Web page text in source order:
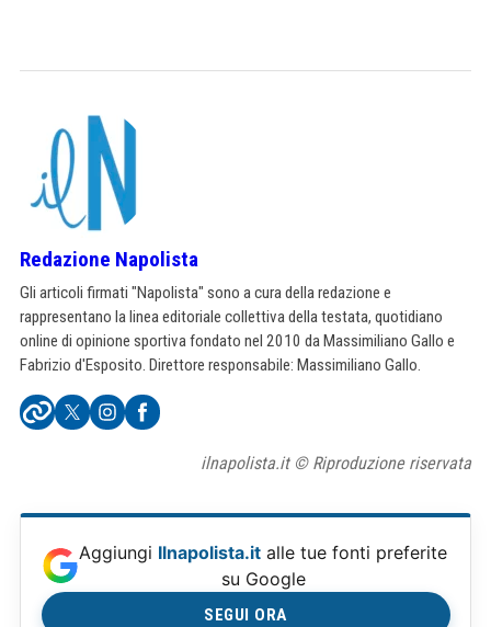
Redazione Napolista
Gli articoli firmati "Napolista" sono a cura della redazione e
rappresentano la linea editoriale collettiva della testata, quotidiano
online di opinione sportiva fondato nel 2010 da Massimiliano Gallo e
Fabrizio d'Esposito. Direttore responsabile: Massimiliano Gallo.
ilnapolista.it © Riproduzione riservata
Aggiungi Ilnapolista.it alle tue fonti preferite
su Google
SEGUI ORA